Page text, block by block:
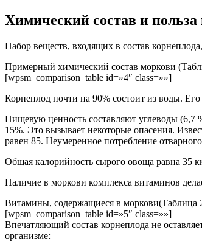
Химический состав и
Набор веществ, входящих в состав
Примерный химический состав моркови
[wpsm_comparison_table id=»4″ class=»»]
Корнеплод почти на 90% состоит из воды.
Пищевую ценность составляют углеводы (6,7
15%. Это вызывает некоторые опасения.
равен 85. Неумеренное потребление
Общая калорийность сырого овоща равна 35
Наличие в моркови комплекса витаминов
Витамины, содержащиеся в моркови(Таблица
[wpsm_comparison_table id=»5″ class=»»]
Впечатляющий состав корнеплода не
организме: